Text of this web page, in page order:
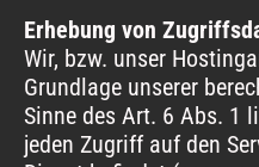
Erhebung von
Wir, bzw. unser
Grundlage unserer
Sinne des Art. 6 Abs. 1
jeden Zugriff auf den